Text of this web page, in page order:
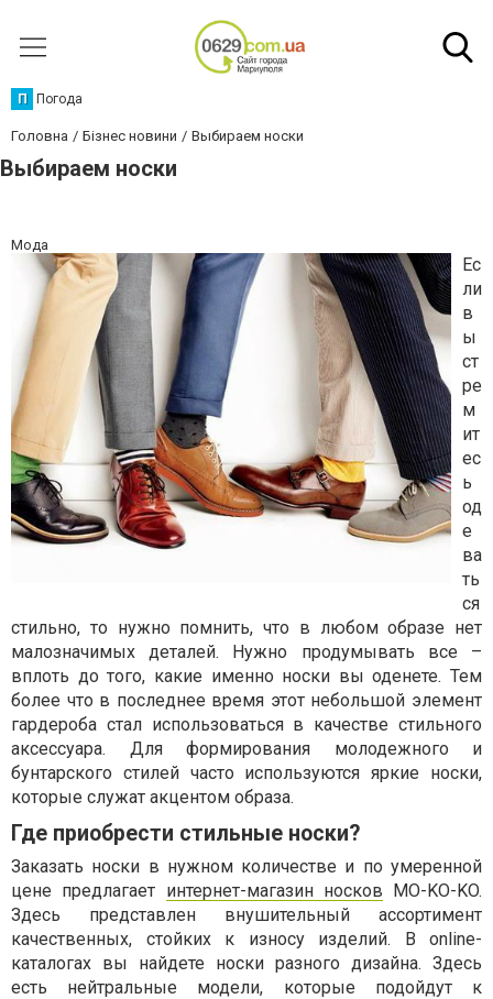
П Погода
Головна Бізнес новини Выбираем носки
Выбираем носки
Мода
Ес
ли
в
ы
ст
ре
м
ит
ес
ь
од
е
ва
ть
ся
стильно, то нужно помнить, что в любом образе нет
малозначимых деталей. Нужно продумывать все –
вплоть до того, какие именно носки вы оденете. Тем
более что в последнее время этот небольшой элемент
гардероба стал использоваться в качестве стильного
аксессуара. Для формирования молодежного и
бунтарского стилей часто используются яркие носки,
которые служат акцентом образа.
Где приобрести стильные носки?
Заказать носки в нужном количестве и по умеренной
цене предлагает интернет-магазин носков MO-KO-KO.
Здесь представлен внушительный ассортимент
качественных, стойких к износу изделий. В online-
каталогах вы найдете носки разного дизайна. Здесь
есть нейтральные модели, которые подойдут к